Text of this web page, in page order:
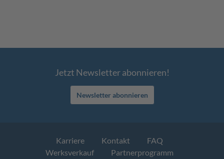
Jetzt Newsletter abonnieren!
Newsletter abonnieren
Karriere Kontakt
FAQ
Werksverkauf
Partnerprogramm